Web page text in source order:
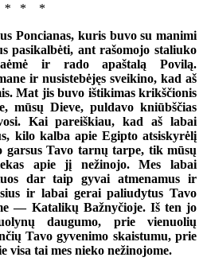
* * *
Poncianas, kuris buvo su manimi
pasikalbėti, ant rašomojo staliuko
ir rado apaštalą Povilą.
ir nusistebėjęs sveikino, kad aš
Mat jis buvo ištikimas krikščionis
mūsų Dieve, puldavo kniūbščias
Kai pareiškiau, kad aš labai
kilo kalba apie Egipto atsiskyrėlį
Tavo tarnų tarpe, tik mūsų
apie jį nežinojo. Mes labai
dar taip gyvai atmenamus ir
ir labai gerai paliudytus Tavo
— Katalikų Bažnyčioje. Iš ten jo
daugumo, prie vienuolių
Tavo gyvenimo skaistumu, prie
tai mes nieko nežinojome.